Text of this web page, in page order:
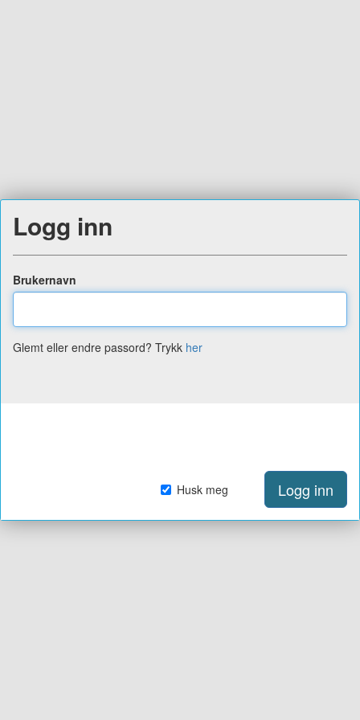
Logg inn
Brukernavn
Glemt eller endre passord? Trykk her
Husk meg Logg inn